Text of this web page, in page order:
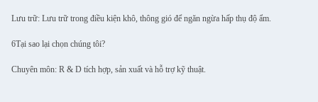
Lưu trữ: Lưu trữ trong điều kiện khô, thông gió để ngăn ngừa hấp thụ độ ẩm.
6Tại sao lại chọn chúng tôi?
Chuyên môn: R & D tích hợp, sản xuất và hỗ trợ kỹ thuật.